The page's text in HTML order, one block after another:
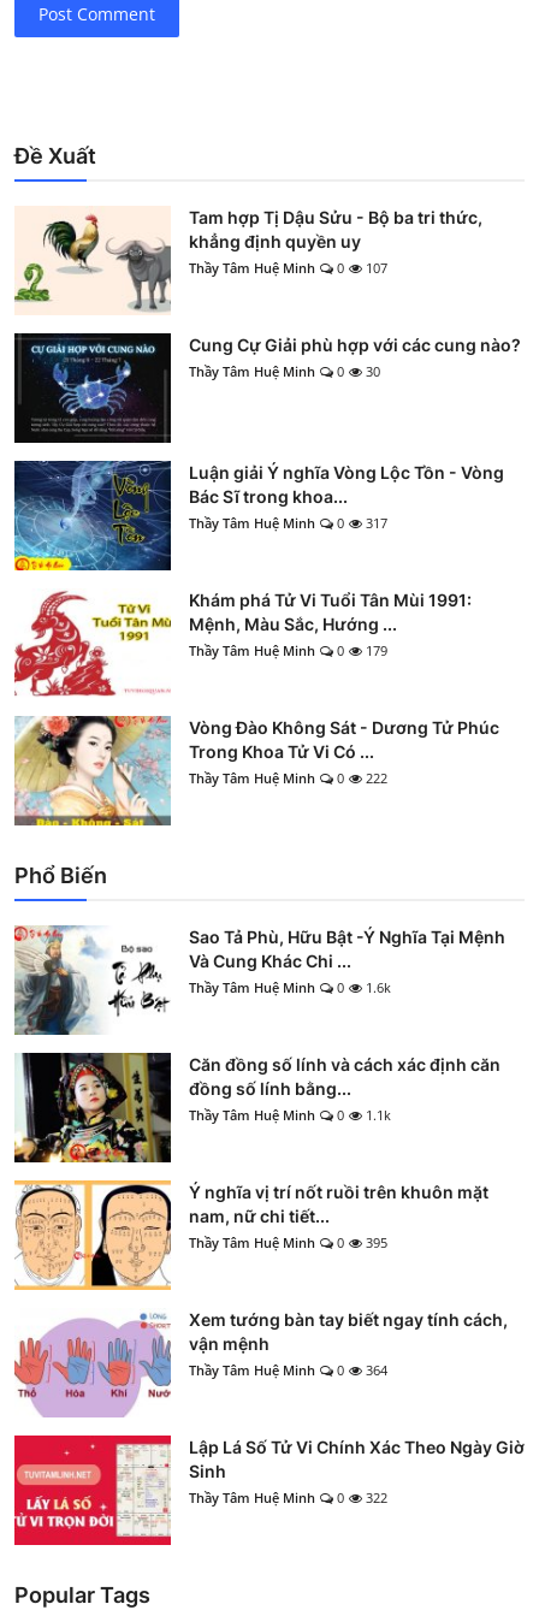
Post Comment
Đề Xuất
Tam hợp Tị Dậu Sửu - Bộ ba tri thức,
khẳng định quyền uy
Thầy Tâm Huệ Minh 0 107
Cung Cự Giải phù hợp với các cung nào?
Thầy Tâm Huệ Minh 0 30
Luận giải Ý nghĩa Vòng Lộc Tồn - Vòng
Bác Sĩ trong khoa...
Thầy Tâm Huệ Minh 0 317
Khám phá Tử Vi Tuổi Tân Mùi 1991:
Mệnh, Màu Sắc, Hướng ...
Thầy Tâm Huệ Minh 0 179
Vòng Đào Không Sát - Dương Tử Phúc
Trong Khoa Tử Vi Có ...
Thầy Tâm Huệ Minh 0 222
Phổ Biến
Sao Tả Phù, Hữu Bật -Ý Nghĩa Tại Mệnh
Và Cung Khác Chi ...
Thầy Tâm Huệ Minh 0 1.6k
Căn đồng số lính và cách xác định căn
đồng số lính bằng...
Thầy Tâm Huệ Minh 0 1.1k
Ý nghĩa vị trí nốt ruồi trên khuôn mặt
nam, nữ chi tiết...
Thầy Tâm Huệ Minh 0 395
Xem tướng bàn tay biết ngay tính cách,
vận mệnh
Thầy Tâm Huệ Minh 0 364
Lập Lá Số Tử Vi Chính Xác Theo Ngày Giờ
Sinh
Thầy Tâm Huệ Minh 0 322
Popular Tags